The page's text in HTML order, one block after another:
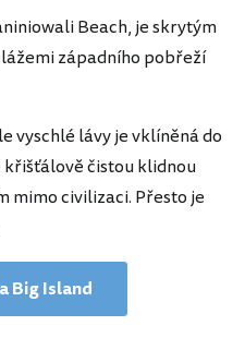
Beach, je skrytým
západního pobřeží
vyschlé lávy je vklíněná do
křišťálově čistou klidnou
mimo civilizaci. Přesto je
Big Island